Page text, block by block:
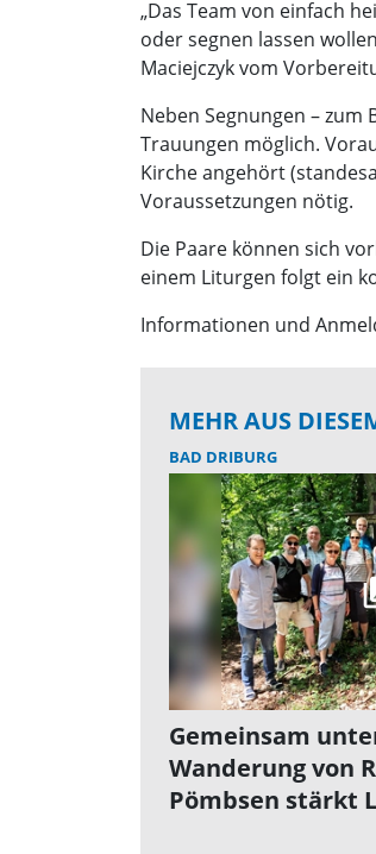
„Das Team von einfach
oder segnen lassen
Maciejczyk vom
Neben Segnungen –
Trauungen möglich.
Kirche angehört
Voraussetzungen nötig.
Die Paare können sich
einem Liturgen folgt ein
Informationen und
MEHR AUS
BAD DRIBURG
Gemeinsam
Wanderung von
Pömbsen stärkt